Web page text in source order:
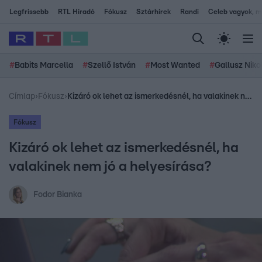
Legfrissebb RTL Híradó Fókusz Sztárhírek Randi Celeb vagyok,
# Babits Marcella #Szellő István # Most Wanted #Gallusz
Címlap› Fókusz› Kizáró ok lehet az ismerkedésnél, ha valakinek nem jó a helyesírása?
Fókusz
Kizáró ok lehet az ismerkedésnél, ha
valakinek nem jó a helyesírása?
Fodor Bianka